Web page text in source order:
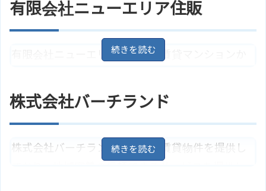
ホームページ
株式会社あさお不動産のサイトは
こちら
の相談を受け付けており、相談・査定から売却後
のアフターフォローまで徹底したサポートが可能
アクセス
小田急小田原線「新百合ヶ丘駅」
イトはこちら
有限会社ニューエリア住販
有限会社ニューエリア住販は、賃貸マンションか
買物件を扱っています。無料相談も可能です。
住所
神奈川県川崎市麻生区上麻生５丁
柿生駅/小田急小田原線より徒歩1
株式会社バーチランド
株式会社バーチランドは不動産賃貸物件を提供し